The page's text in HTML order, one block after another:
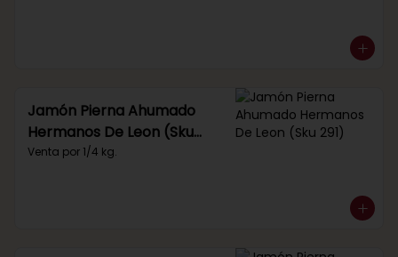
Jamón Pierna Ahumado
Hermanos De Leon (Sku
291)
Venta por 1/4 kg.